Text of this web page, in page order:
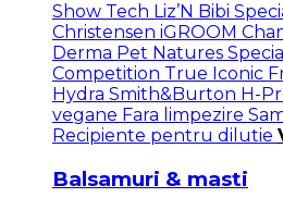
Show Tech Liz’N Bibi
Christensen iGROOM
Derma Pet Natures
Competition True Iconic
Hydra Smith&Burton H-
vegane Fara limpezire
Recipiente pentru dilutie
Balsamuri & masti